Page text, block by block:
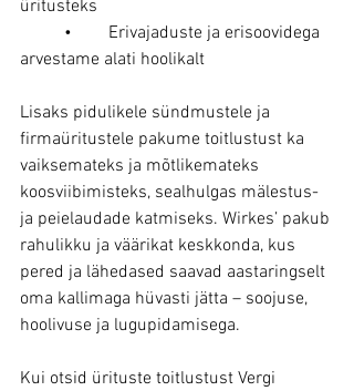
üritusteks
arvestame alati hoolikalt
Lisaks pidulikele sündmustele ja
firmaüritustele pakume toitlustust ka
vaiksemateks ja mõtlikemateks
koosviibimisteks, sealhulgas mälestus-
ja peielaudade katmiseks. Wirkes’ pakub
rahulikku ja väärikat keskkonda, kus
pered ja lähedased saavad aastaringselt
oma kallimaga hüvasti jätta – soojuse,
hoolivuse ja lugupidamisega.
Kui otsid ürituste toitlustust Vergi